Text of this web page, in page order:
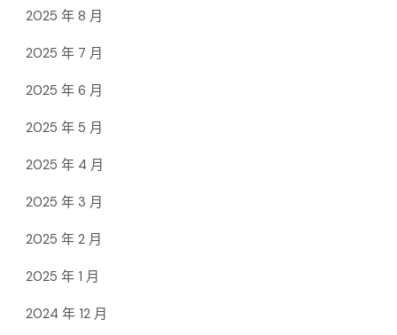
2025 年 8 月
2025 年 7 月
2025 年 6 月
2025 年 5 月
2025 年 4 月
2025 年 3 月
2025 年 2 月
2025 年 1 月
2024 年 12 月